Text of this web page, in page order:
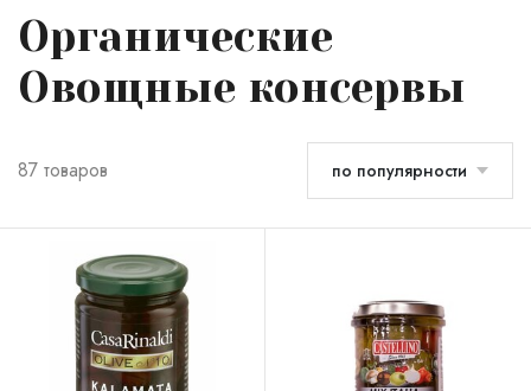
Органические
Овощные консервы
87 товаров по популярности